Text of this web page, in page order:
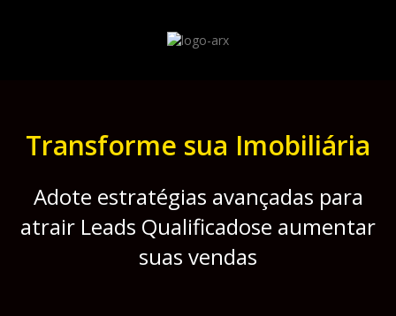
Transforme sua Imobiliária
Adote estratégias avançadas para
atrair Leads Qualificadose aumentar
suas vendas